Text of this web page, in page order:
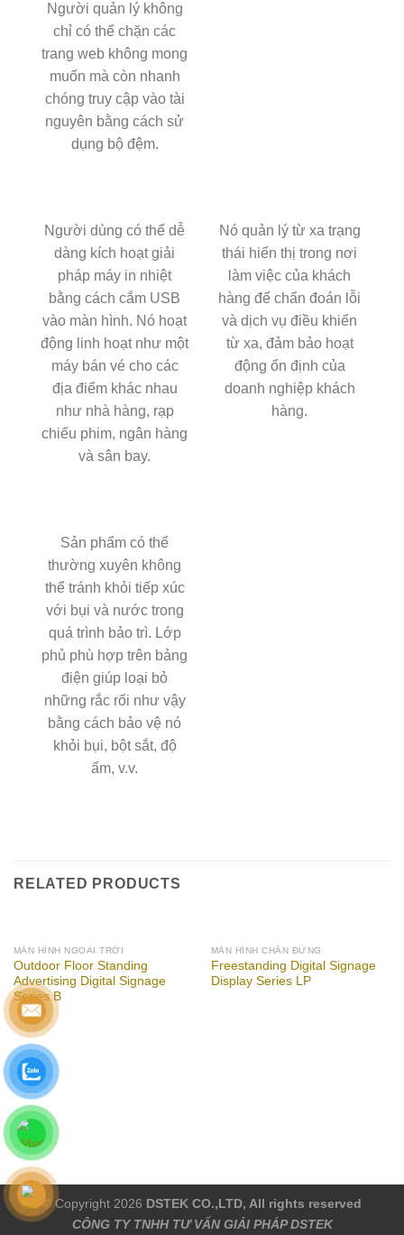
Người quản lý không
chỉ có thể chặn các
trang web không mong
muốn mà còn nhanh
chóng truy cập vào tài
nguyên bằng cách sử
dụng bộ đệm.
Người dùng có thể dễ
dàng kích hoạt giải
pháp máy in nhiệt
bằng cách cắm USB
vào màn hình. Nó hoạt
động linh hoạt như một
máy bán vé cho các
địa điểm khác nhau
như nhà hàng, rạp
chiếu phim, ngân hàng
và sân bay.
Nó quản lý từ xa trạng
thái hiển thị trong nơi
làm việc của khách
hàng để chẩn đoán lỗi
và dịch vụ điều khiển
từ xa, đảm bảo hoạt
động ổn định của
doanh nghiệp khách
hàng.
Sản phẩm có thể
thường xuyên không
thể tránh khỏi tiếp xúc
với bụi và nước trong
quá trình bảo trì. Lớp
phủ phù hợp trên bảng
điện giúp loại bỏ
những rắc rối như vậy
bằng cách bảo vệ nó
khỏi bụi, bột sắt, độ
ẩm, v.v.
RELATED PRODUCTS
MÀN HÌNH NGOÀI TRỜI
Outdoor Floor Standing
Advertising Digital Signage
Series B
MÀN HÌNH CHÂN ĐỨNG
Freestanding Digital Signage
Display Series LP
© Copyright 2026 DSTEK CO.,LTD, All rights reserved
CÔNG TY TNHH TƯ VẤN GIẢI PHÁP DSTEK